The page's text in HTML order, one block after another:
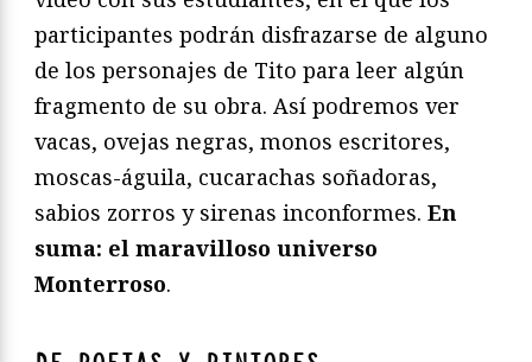
participantes podrán disfrazarse de alguno
de los personajes de Tito para leer algún
fragmento de su obra. Así podremos ver
vacas, ovejas negras, monos escritores,
moscas-águila, cucarachas soñadoras,
sabios zorros y sirenas inconformes. En
suma: el maravilloso universo
Monterroso.